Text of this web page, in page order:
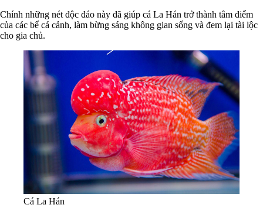
Chính những nét độc đáo này đã giúp cá La Hán trở thành tâm điểm
của các bể cá cảnh, làm bừng sáng không gian sống và đem lại tài lộc
cho gia chủ.
Cá La Hán